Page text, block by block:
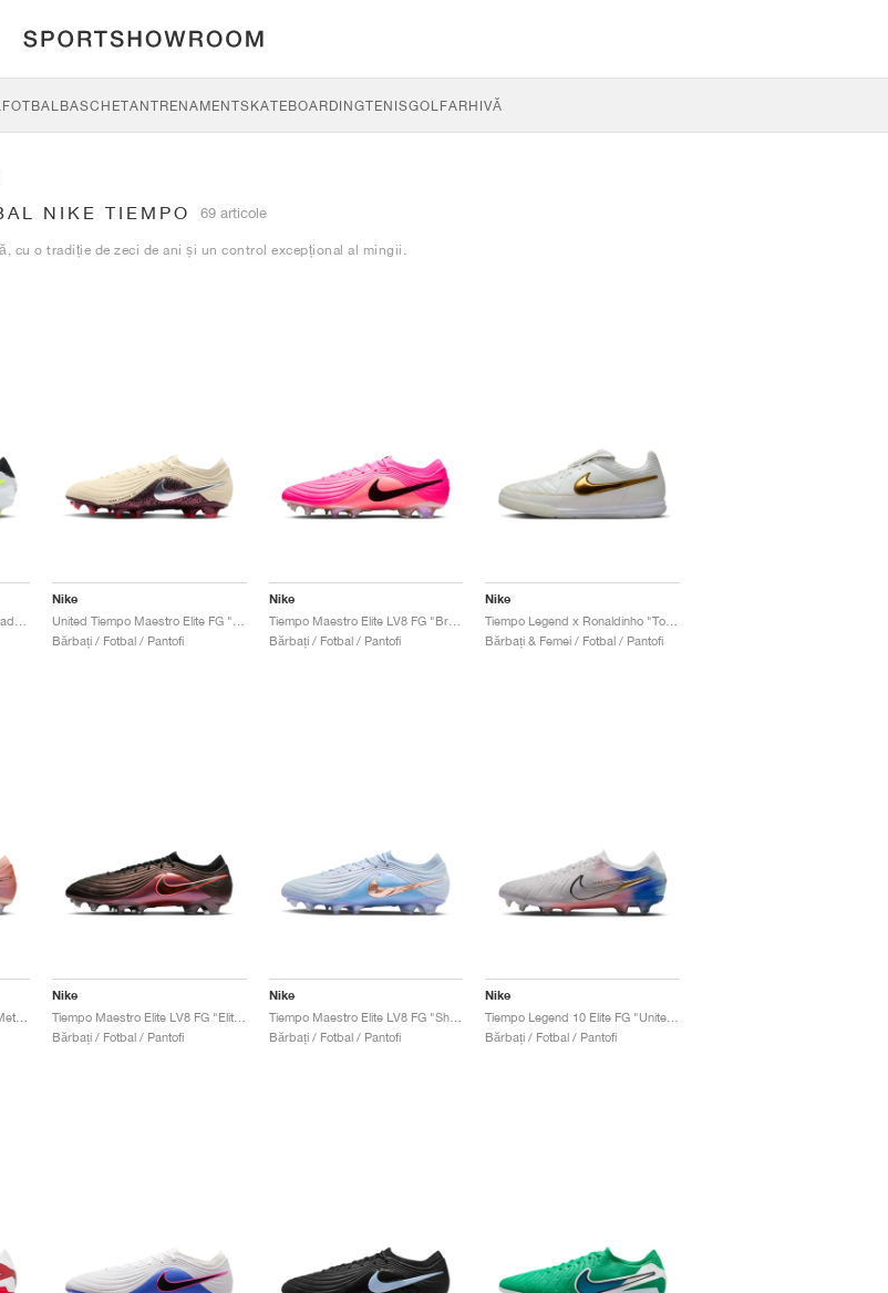
FOTBALBASCHETANTRENAMENTSKATEBOARDINGTENISGOLFARHIVĂ
NIKE TIEMPO 69 articole
cu o tradiție de zeci de ani și un control excepțional al mingii.
Nike
Bărbați / Fotbal / Pantofi
Nike
Tiempo Maestro Elite LV8 FG "Breakout Pack"
Bărbați / Fotbal / Pantofi
Nike
Bărbați & Femei / Fotbal / Pantofi
Nike
Tiempo Maestro Elite LV8 FG "Elite Only Pack"
Bărbați / Fotbal / Pantofi
Nike
Tiempo Maestro Elite LV8 FG "Showtime Pack"
Bărbați / Fotbal / Pantofi
Nike
Bărbați / Fotbal / Pantofi